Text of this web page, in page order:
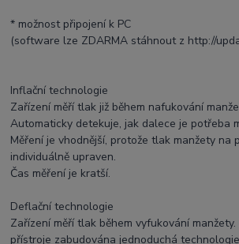
* možnost připojení k PC
(software lze ZDARMA stáhnout z http://
Inflační technologie
Zařízení měří tlak již během nafukování
Automaticky detekuje, jak dalece je potřeba
Měření je vhodnější, protože tlak manžety na
individuálně upraven.
Čas měření je kratší.
Deflační technologie
Zařízení měří tlak během vyfukování
přístroje zabudována jednoduchá